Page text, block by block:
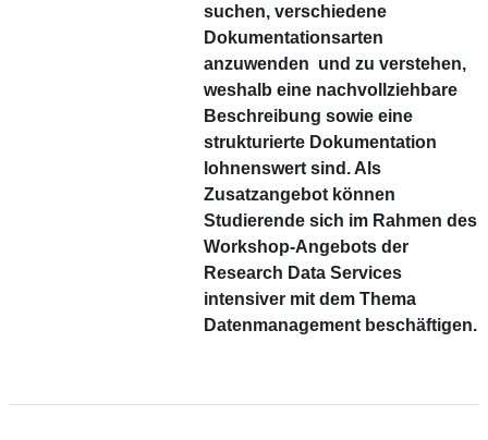
suchen, verschiedene
Dokumentationsarten
anzuwenden und zu verstehen,
weshalb eine nachvollziehbare
Beschreibung sowie eine
strukturierte Dokumentation
lohnenswert sind. Als
Zusatzangebot können
Studierende sich im Rahmen des
Workshop-Angebots der
Research Data Services
intensiver mit dem Thema
Datenmanagement beschäftigen.